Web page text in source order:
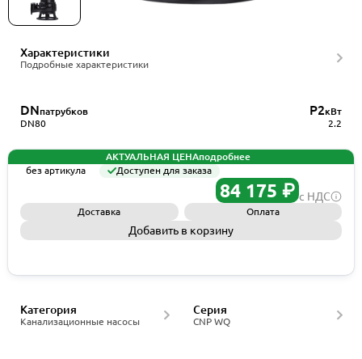
Характеристики
Подробные характеристики
DNпатрубков
DN80
P2кВт
2.2
АКТУАЛЬНАЯ ЦЕНАподробнее
без артикула
Доступен для заказа
84 175 ₽ с НДС
Доставка Оплата
Добавить в корзину
Канализационные насосы
Категория
CNP WQ
Серия